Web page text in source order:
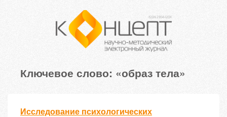
Ключевое слово: «образ тела»
Исследование психологических